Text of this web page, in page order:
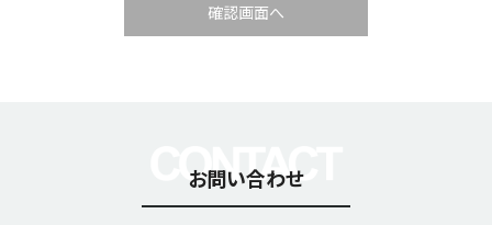
確認画面へ
お問い合わせ